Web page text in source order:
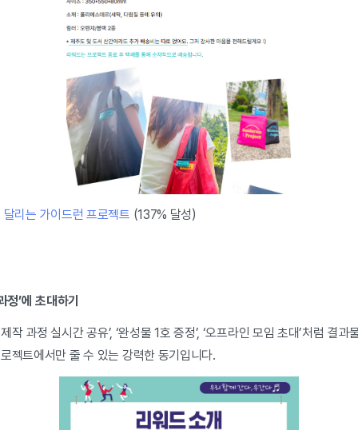
리는 가이드런 프로젝트 (137% 달성)
’에 초대하기
작 과정 실시간 공유’, ‘완성물 1호 증정’, ‘오프라인 모임 초대’처럼 결
젝트에서만 줄 수 있는 강력한 동기입니다.